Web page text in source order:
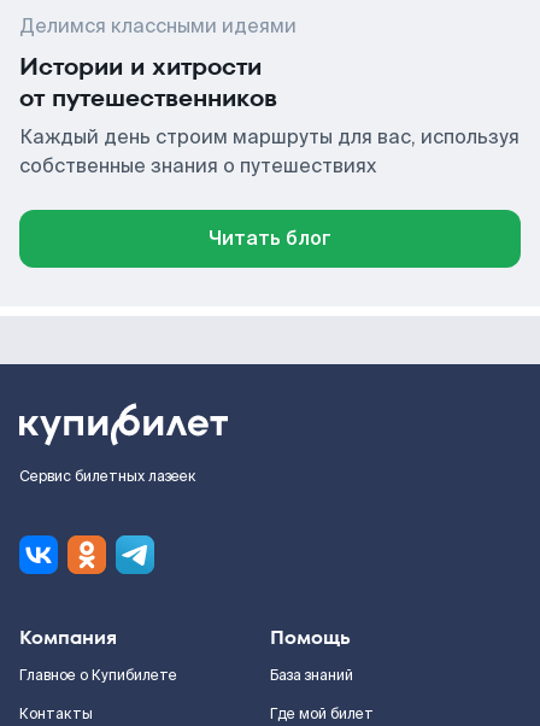
Делимся классными идеями
Истории и хитрости
от путешественников
Каждый день строим маршруты для вас, используя
собственные знания о путешествиях
Читать блог
Сервис билетных лазеек
Компания
Главное о Купибилете
Контакты
Помощь
База знаний
Где мой билет